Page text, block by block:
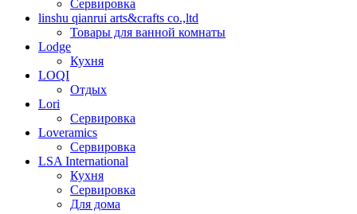
Сервировка
linshu qianrui arts&crafts co.,ltd
Товары для ванной комнаты
Lodge
Кухня
LOQI
Отдых
Lori
Сервировка
Loveramics
Сервировка
LSA International
Кухня
Сервировка
Для дома